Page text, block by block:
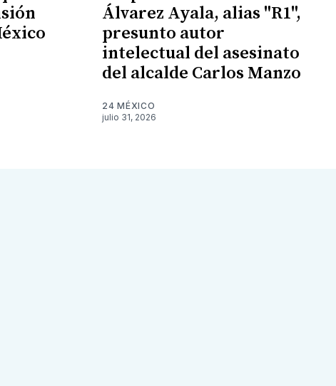
Álvarez Ayala, alias "R1",
presunto autor
intelectual del asesinato
del alcalde Carlos Manzo
24 MÉXICO
julio 31, 2026